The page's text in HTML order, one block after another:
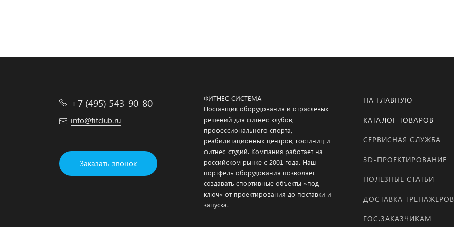
+7 (495) 543-90-80
info@fitclub.ru
Заказать звонок
ФИТНЕС СИСТЕМА
Поставщик оборудования и отраслевых
решений для фитнес-клубов,
профессионального спорта,
реабилитационных центров, гостиниц и
фитнес-студий. Компания работает на
российском рынке с 2001 года. Наш
портфель оборудования позволяет
создавать спортивные объекты «под
ключ» от проектирования до поставки и
запуска.
НА ГЛАВНУЮ
КАТАЛОГ ТОВАРОВ
СЕРВИСНАЯ СЛУЖБА
3D-ПРОЕКТИРОВАНИЕ
ПОЛЕЗНЫЕ СТАТЬИ
ДОСТАВКА ТРЕНАЖЕРОВ
ГОС.ЗАКАЗЧИКАМ